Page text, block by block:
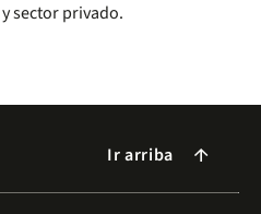
sector privado.
Ir arriba arrow_forward